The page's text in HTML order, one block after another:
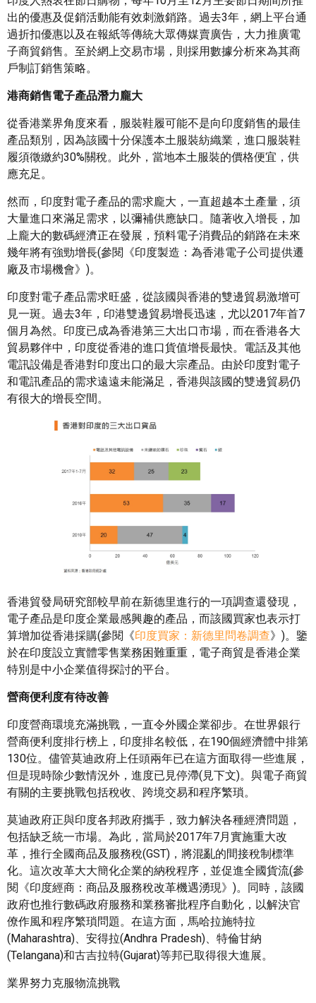
出的優惠及促銷活動能有效刺激銷路。過去3年，網上平台通
過折扣優惠以及在報紙等傳統大眾傳媒賣廣告，大力推廣電
子商貿銷售。至於網上交易市場，則採用數據分析來為其商
戶制訂銷售策略。
港商銷售電子產品潛力龐大
從香港業界角度來看，服裝鞋履可能不是向印度銷售的最佳
產品類別，因為該國十分保護本土服裝紡織業，進口服裝鞋
履須徵繳約30%關稅。此外，當地本土服裝的價格便宜，供
應充足。
然而，印度對電子產品的需求龐大，一直超越本土產量，須
大量進口來滿足需求，以彌補供應缺口。隨著收入增長，加
上龐大的數碼經濟正在發展，預料電子消費品的銷路在未來
幾年將有強勁增長(參閱《印度製造：為香港電子公司提供遷
廠及市場機會》)。
印度對電子產品需求旺盛，從該國與香港的雙邊貿易激增可
見一斑。過去3年，印港雙邊貿易增長迅速，尤以2017年首7
個月為然。印度已成為香港第三大出口市場，而在香港各大
貿易夥伴中，印度從香港的進口貨值增長最快。電話及其他
電訊設備是香港對印度出口的最大宗產品。由於印度對電子
和電訊產品的需求遠遠未能滿足，香港與該國的雙邊貿易仍
有很大的增長空間。
香港貿發局研究部較早前在新德里進行的一項調查還發現，
電子產品是印度企業最感興趣的產品，而該國買家也表示打
算增加從香港採購(參閱《印度買家：新德里問卷調查》)。鑒
於在印度設立實體零售業務困難重重，電子商貿是香港企業
特別是中小企業值得探討的平台。
營商便利度有待改善
印度營商環境充滿挑戰，一直令外國企業卻步。在世界銀行
營商便利度排行榜上，印度排名較低，在190個經濟體中排第
130位。儘管莫迪政府上任頭兩年已在這方面取得一些進展，
但是現時除少數情況外，進度已見停滯(見下文)。與電子商貿
有關的主要挑戰包括稅收、跨境交易和程序繁瑣。
莫迪政府正與印度各邦政府攜手，致力解決各種經濟問題，
包括缺乏統一市場。為此，當局於2017年7月實施重大改
革，推行全國商品及服務稅(GST)，將混亂的間接稅制標準
化。這次改革大大簡化企業的納稅程序，並促進全國貨流(參
閱《印度經商：商品及服務稅改革機遇湧現》)。同時，該國
政府也推行數碼政府服務和業務審批程序自動化，以解決官
僚作風和程序繁瑣問題。在這方面，馬哈拉施特拉
(Maharashtra)、安得拉(Andhra Pradesh)、特倫甘納
(Telangana)和古吉拉特(Gujarat)等邦已取得很大進展。
業界努力克服物流挑戰